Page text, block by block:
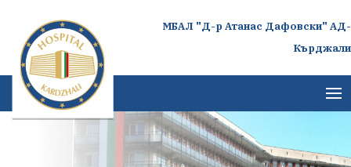
МБАЛ "Д-р Атанас Дафовски" АД-
Кърджали